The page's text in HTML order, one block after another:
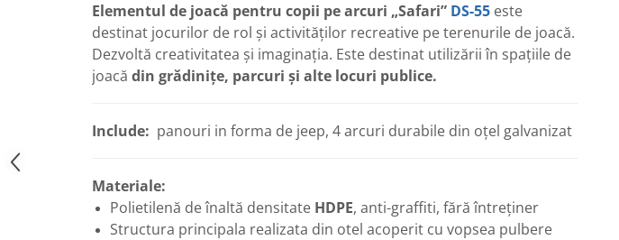
Pavilioane pentru grădinițe
Accesorii / Componente
Tobogane din plastic
Accesorii de joacă
Elemente structurale
Elementul de joacă pentru copii pe arcuri „Safari” DS-55 este
destinat jocurilor de rol și activităților recreative pe terenurile de joacă.
Dezvoltă creativitatea și imaginația. Este destinat utilizării în spațiile de
joacă din grădinițe, parcuri și alte locuri publice.
Include: panouri in forma de jeep, 4 arcuri durabile din oțel galvanizat
Materiale:
Polietilenă de înaltă densitate HDPE, anti-graffiti, fără întreținer
Structura principala realizata din otel acoperit cu vopsea pulbere